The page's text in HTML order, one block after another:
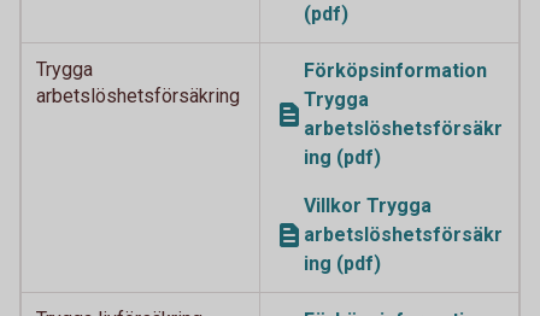
(pdf)
Trygga
arbetslöshetsförsäkring
Förköpsinformation
Trygga
arbetslöshetsförsäkr
ing (pdf)
Villkor Trygga
arbetslöshetsförsäkr
ing (pdf)